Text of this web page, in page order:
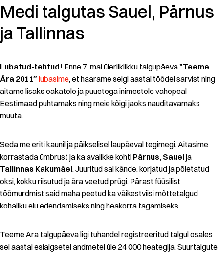
Medi talgutas Sauel, Pärnus
ja Tallinnas
Lubatud-tehtud! Enne 7. mai üleriiklikku talgupäeva"Teeme
Ära 2011″lubasime, et haarame selgi aastal töödel sarvist ning
aitame lisaks eakatele ja puuetega inimestele vahepeal
Eestimaad puhtamaks ning meie kõigi jaoks nauditavamaks
muuta.
Seda me eriti kaunil ja päikselisel laupäeval tegimegi. Aitasime
korrastada ümbrust ja ka avalikke kohti Pärnus, Sauelja
Tallinnas Kakumäel. Juuritud sai kände, korjatud ja põletatud
oksi, kokku riisutud ja ära veetud prügi. Pärast füüsilist
töömurdmist said maha peetud ka väikestviisi mõttetalgud
kohaliku elu edendamiseks ning heakorra tagamiseks.
Teeme Ära talgupäeva ligi tuhandel registreeritud talgul osales
sel aastal esialgsetel andmetel üle 24 000 heategija. Suurtalgute